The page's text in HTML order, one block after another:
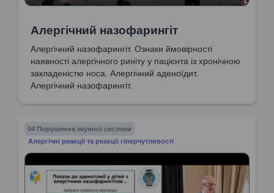
Алергічний назофарингіт
Алергічний назофарингіт. Ознаки ймовірності
наявності алергічного риніту у пацієнта із хронічною
закладеністю носа. Алергічний аденоїдит.
Алергічний назофарингіт.
04 Порушення імунної системи
Алергічні реакції та реакції гіперчутливості